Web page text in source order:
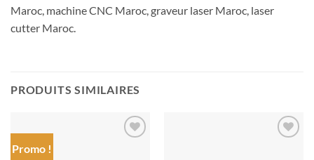
Maroc, machine CNC Maroc, graveur laser Maroc, laser
cutter Maroc.
PRODUITS SIMILAIRES
Promo !